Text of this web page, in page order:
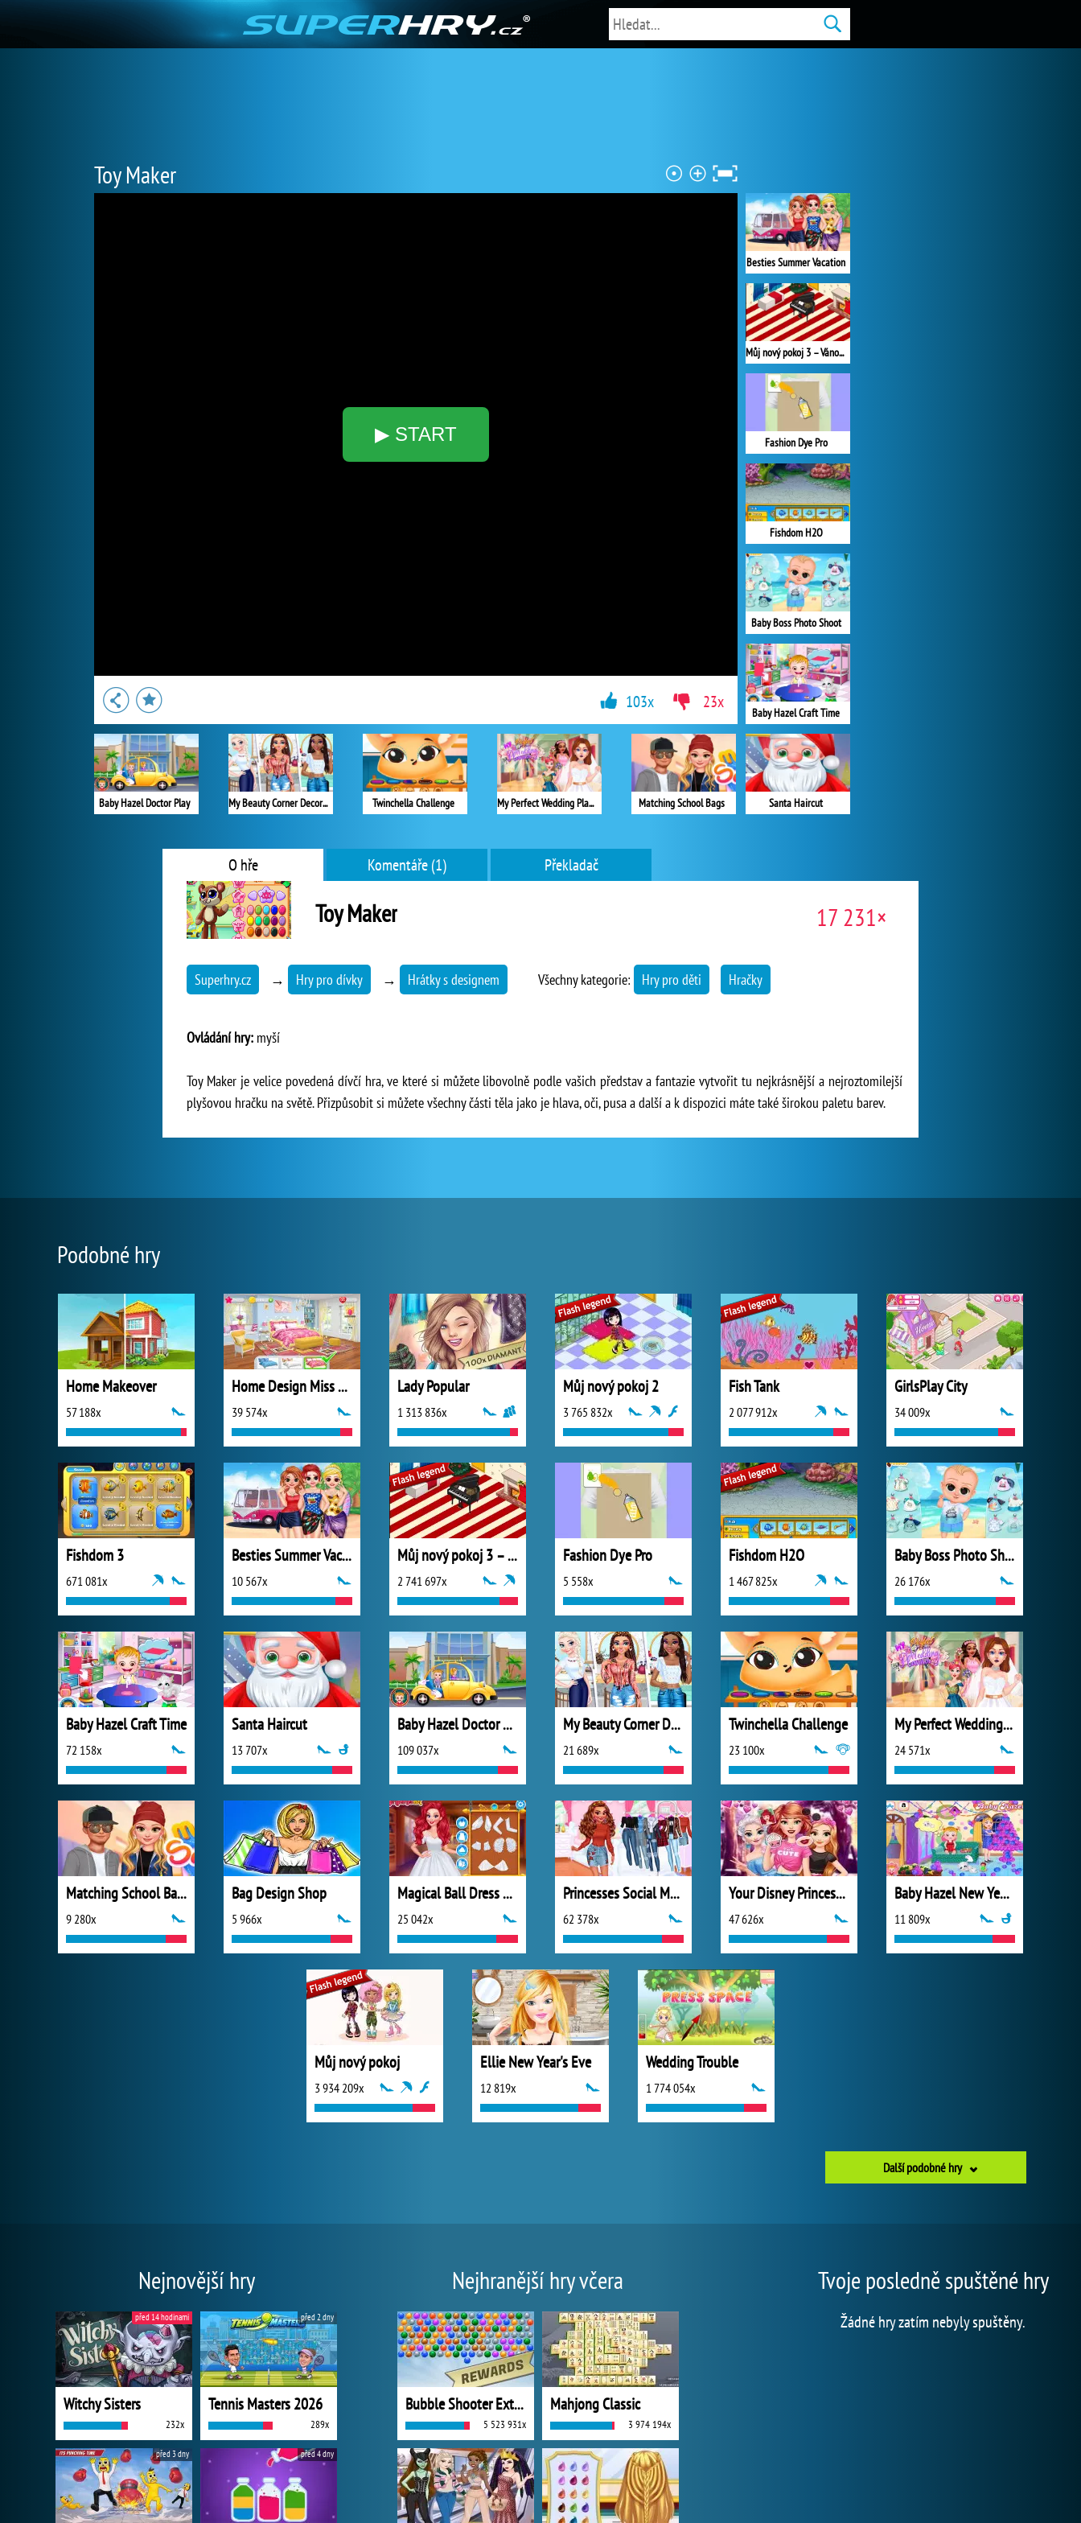
Toy Maker
▶ START
Besties Summer Vacation
Můj nový pokoj 3 – Vánoce
Fashion Dye Pro
Fishdom H2O
Baby Boss Photo Shoot
Baby Hazel Craft Time
Santa Haircut
Baby Hazel Doctor Play My Beauty Corner Decoration Twinchella Challenge My Perfect Wedding Planner Matching School Bags
103x 23x
O hře Komentáře (1) Překladač
Toy Maker 17 231×
Superhry.cz → Hry pro dívky → Hrátky s designem Všechny kategorie: Hry pro děti Hračky
Ovládání hry: myší
Toy Maker je velice povedená dívčí hra, ve které si můžete libovolně podle vašich představ a fantazie vytvořit tu nejkrásnější a nejroztomilejší
plyšovou hračku na světě. Přizpůsobit si můžete všechny části těla jako je hlava, oči, pusa a další a k dispozici máte také širokou paletu barev.
Podobné hry
Home Makeover
57 188x
Home Design Miss Robins Home Makeover
39 574x
Lady Popular
1 313 836x
Můj nový pokoj 2
3 765 832x
Fish Tank
2 077 912x
GirlsPlay City
34 009x
Fishdom 3
671 081x
Besties Summer Vacation
10 567x
Můj nový pokoj 3 – Vánoce
2 741 697x
Fashion Dye Pro
5 558x
Fishdom H2O
1 467 825x
Baby Boss Photo Shoot
26 176x
Baby Hazel Craft Time
72 158x
Santa Haircut
13 707x
Baby Hazel Doctor Play
109 037x
My Beauty Corner Decoration
21 689x
Twinchella Challenge
23 100x
My Perfect Wedding Planner
24 571x
Matching School Bags
9 280x
Bag Design Shop
5 966x
Magical Ball Dress Design
25 042x
Princesses Social Media Stars
62 378x
Your Disney Princess Style
47 626x
Baby Hazel New Year Party
11 809x
Můj nový pokoj
3 934 209x
Ellie New Year's Eve
12 819x
Wedding Trouble
1 774 054x
Další podobné hry
Nejnovější hry
Witchy Sisters
232x
před 14 hodinami
Tennis Masters 2026
289x
před 2 dny
před 3 dny před 4 dny
Nejhranější hry včera
Bubble Shooter Extreme
5 523 931x
Mahjong Classic
3 974 194x
Tvoje posledně spuštěné hry
Žádné hry zatím nebyly spuštěny.